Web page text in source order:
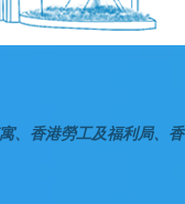
、香港勞工及福利局、香